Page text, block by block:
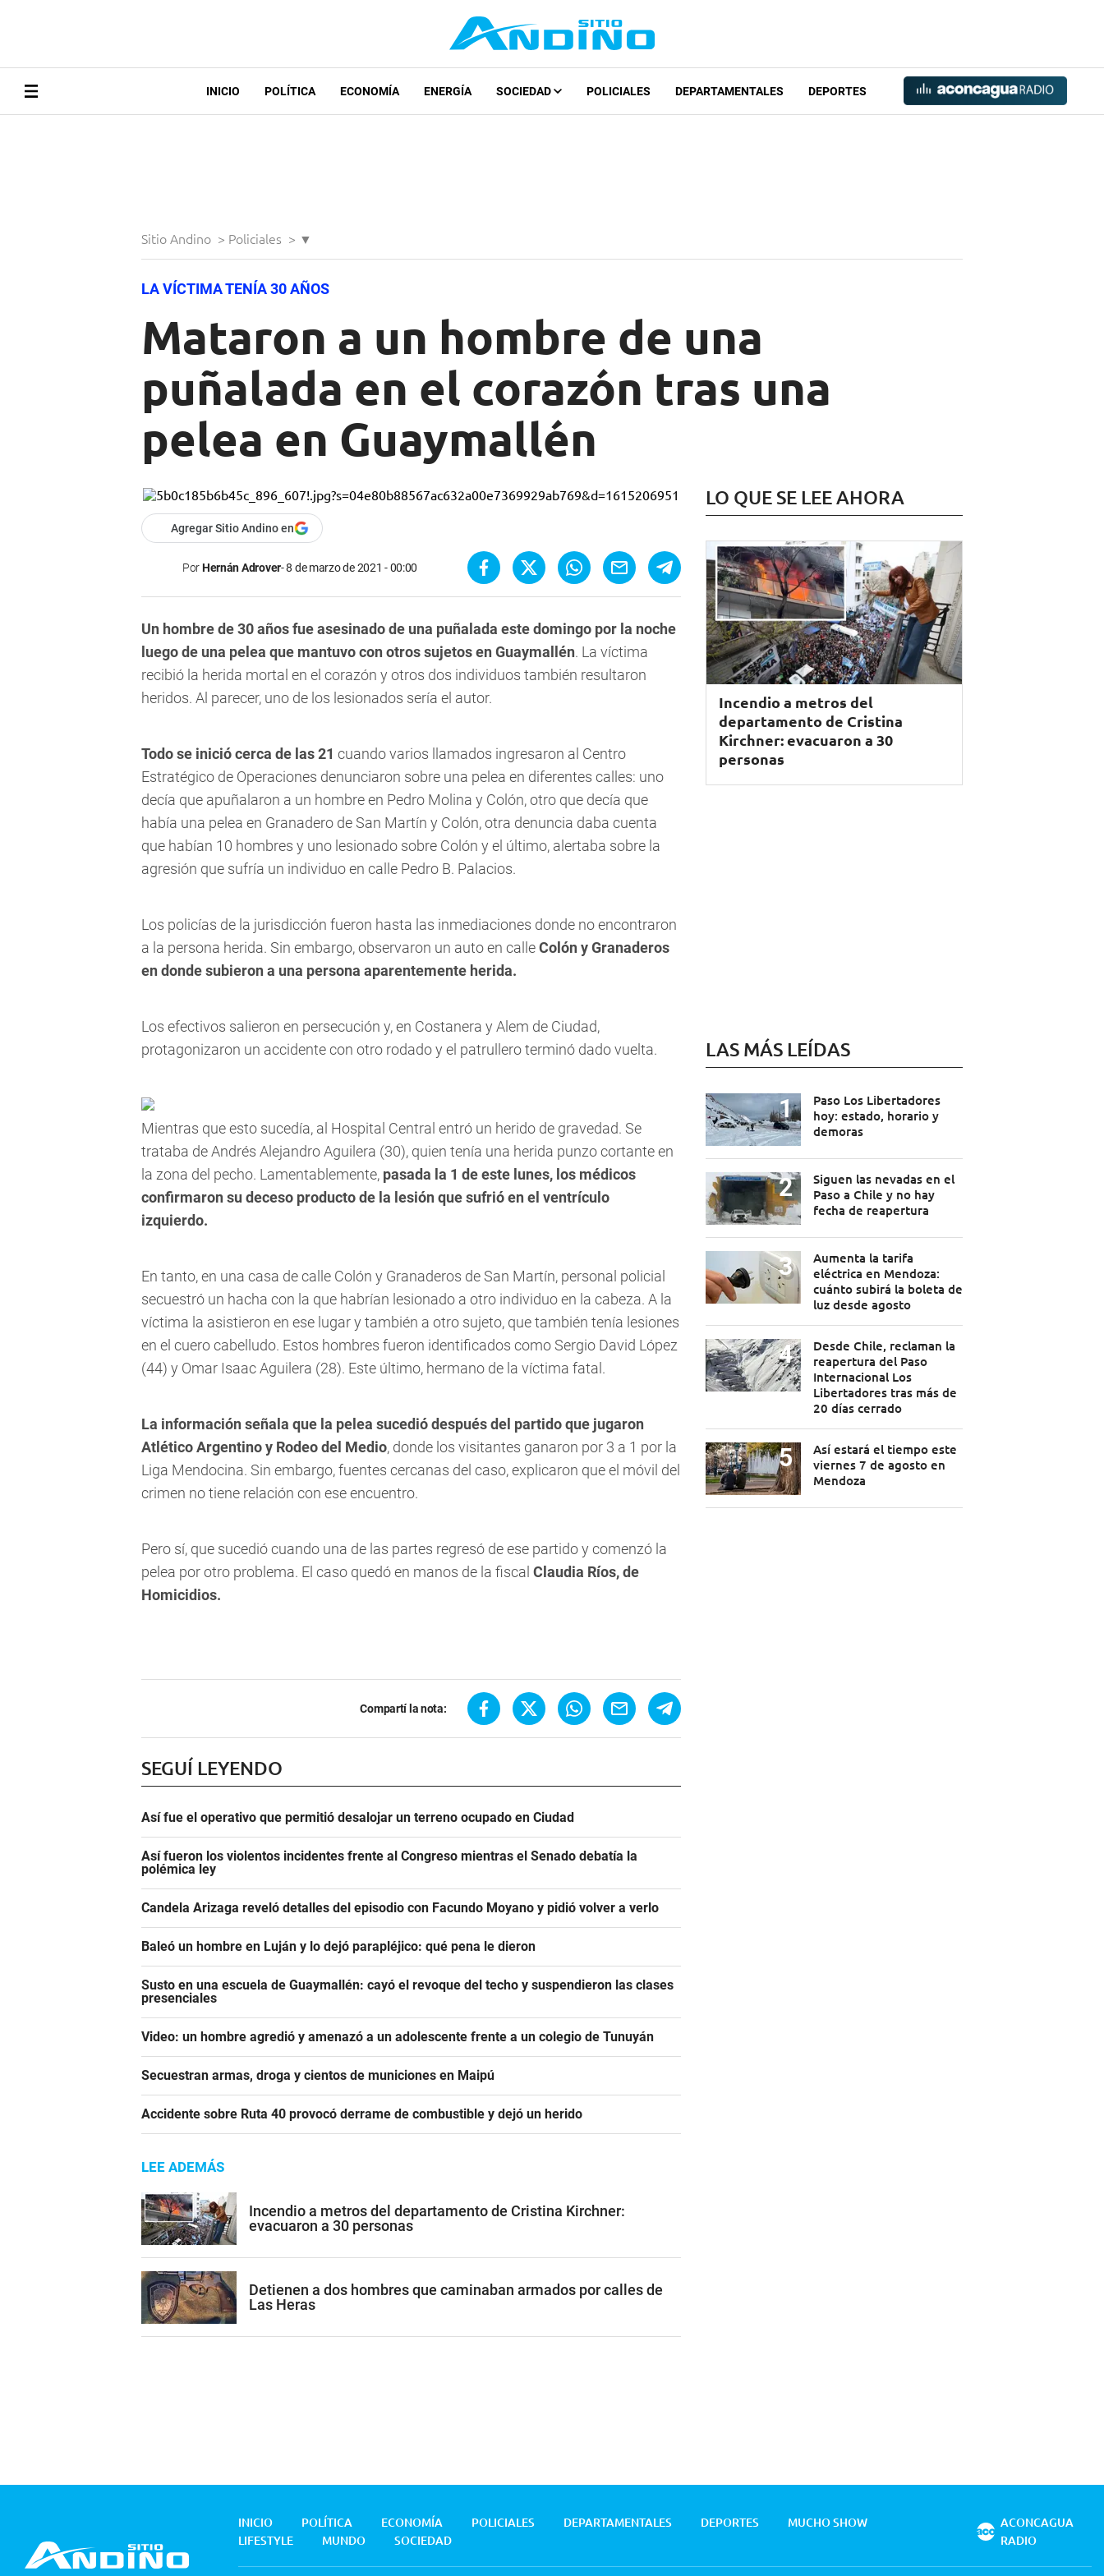
INICIO POLÍTICA ECONOMÍA ENERGÍA SOCIEDAD POLICIALES DEPARTAMENTALES DEPORTES
Sitio Andino > Policiales > ▼
LA VÍCTIMA TENÍA 30 AÑOS
Mataron a un hombre de una
puñalada en el corazón tras una
pelea en Guaymallén
Agregar Sitio Andino en
PorHernán Adrover 8 de marzo de 2021 - 00:00
Un hombre de 30 años fue asesinado de una puñalada este domingo por la noche
luego de una pelea que mantuvo con otros sujetos en Guaymallén. La víctima
recibió la herida mortal en el corazón y otros dos individuos también resultaron
heridos. Al parecer, uno de los lesionados sería el autor.
Todo se inició cerca de las 21 cuando varios llamados ingresaron al Centro
Estratégico de Operaciones denunciaron sobre una pelea en diferentes calles: uno
decía que apuñalaron a un hombre en Pedro Molina y Colón, otro que decía que
había una pelea en Granadero de San Martín y Colón,otra denuncia daba cuenta
que habían 10 hombres y uno lesionado sobre Colón y el último, alertaba sobre la
agresión que sufría un individuo en calle Pedro B. Palacios.
Los policías de la jurisdicción fueron hasta las inmediaciones donde no encontraron
a la persona herida. Sin embargo, observaron un auto en calleColón y Granaderos
en donde subieron a una persona aparentemente herida.
Los efectivos salieron en persecución y, en Costanera y Alem de Ciudad,
protagonizaron un accidente con otro rodado y el patrullero terminó dado vuelta.
Mientras que esto sucedía, al Hospital Central entró un herido de gravedad. Se
trataba deAndrés Alejandro Aguilera (30), quien tenía una herida punzo cortante en
la zona del pecho. Lamentablemente, pasada la 1 de este lunes, los médicos
confirmaron su deceso producto de la lesión que sufrió en el ventrículo
izquierdo.
En tanto, en una casa de calle Colón y Granaderos de San Martín, personal policial
secuestró un hacha con la que habrían lesionado a otro individuo en la cabeza. A la
víctima la asistieron en ese lugar y también a otro sujeto, que también tenía lesiones
en el cuero cabelludo. Estos hombres fueron identificados comoSergio David López
(44) y Omar Isaac Aguilera (28). Este último, hermano de la víctima fatal.
La información señala que la pelea sucedió después del partido que jugaron
Atlético Argentino y Rodeo del Medio, donde los visitantes ganaron por 3 a 1 por la
Liga Mendocina. Sin embargo, fuentes cercanas del caso, explicaron que el móvil del
crimen no tiene relación con ese encuentro.
Pero sí, que sucedió cuando una de las partes regresó de ese partido y comenzó la
pelea por otro problema. El caso quedó en manos de la fiscal Claudia Ríos, de
Homicidios.
Compartí la nota:
SEGUÍ LEYENDO
Así fue el operativo que permitió desalojar un terreno ocupado en Ciudad
Así fueron los violentos incidentes frente al Congreso mientras el Senado debatía la
polémica ley
Candela Arizaga reveló detalles del episodio con Facundo Moyano y pidió volver a verlo
Baleó un hombre en Luján y lo dejó parapléjico: qué pena le dieron
Susto en una escuela de Guaymallén: cayó el revoque del techo y suspendieron las clases
presenciales
Video: un hombre agredió y amenazó a un adolescente frente a un colegio de Tunuyán
Secuestran armas, droga y cientos de municiones en Maipú
Accidente sobre Ruta 40 provocó derrame de combustible y dejó un herido
LEE ADEMÁS
Incendio a metros del departamento de Cristina Kirchner:
evacuaron a 30 personas
Detienen a dos hombres que caminaban armados por calles de
Las Heras
LO QUE SE LEE AHORA
Incendio a metros del
departamento de Cristina
Kirchner: evacuaron a 30
personas
LAS MÁS LEÍDAS
Paso Los Libertadores
hoy: estado, horario y
demoras
Siguen las nevadas en el
Paso a Chile y no hay
fecha de reapertura
Aumenta la tarifa
eléctrica en Mendoza:
cuánto subirá la boleta de
luz desde agosto
Desde Chile, reclaman la
reapertura del Paso
Internacional Los
Libertadores tras más de
20 días cerrado
Así estará el tiempo este
viernes 7 de agosto en
Mendoza
INICIO POLÍTICA ECONOMÍA POLICIALES DEPARTAMENTALES DEPORTES
MUCHO SHOW
LIFESTYLE
MUNDO SOCIEDAD
ACONCAGUA
RADIO